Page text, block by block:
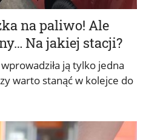
na paliwo! Ale
Na jakiej stacji?
ją tylko jedna
warto stanąć w kolejce do